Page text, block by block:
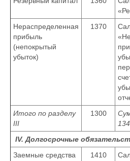
Нераспределенная
прибыль
(непокрытый
убыток)
1370
Итого по разделу
III
1300
IV. Долгосрочные
Заемные средства
1410